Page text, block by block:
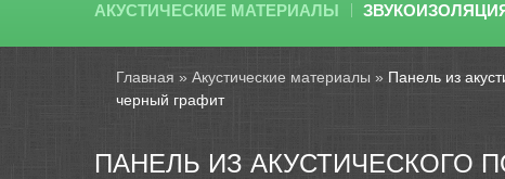
АКУСТИЧЕСКИЕ МАТЕРИАЛЫ
Главная » Акустические материалы » Панель из
черный графит
ПАНЕЛЬ ИЗ АКУСТИЧЕСКОГО